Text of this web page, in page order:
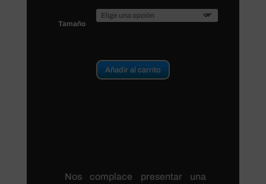
Tamaño
Añadir al carrito
Nos complace presentar una